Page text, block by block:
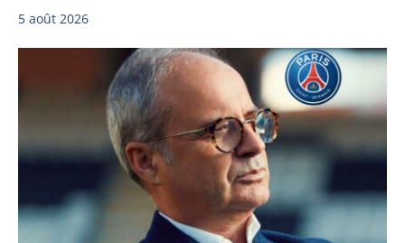
5 août 2026